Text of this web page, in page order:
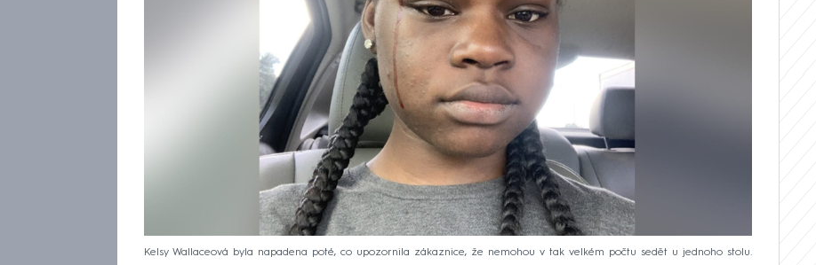
Kelsy Wallaceová byla napadena poté, co upozornila zákaznice, že nemohou v tak velkém počtu sedět u jednoho stolu.